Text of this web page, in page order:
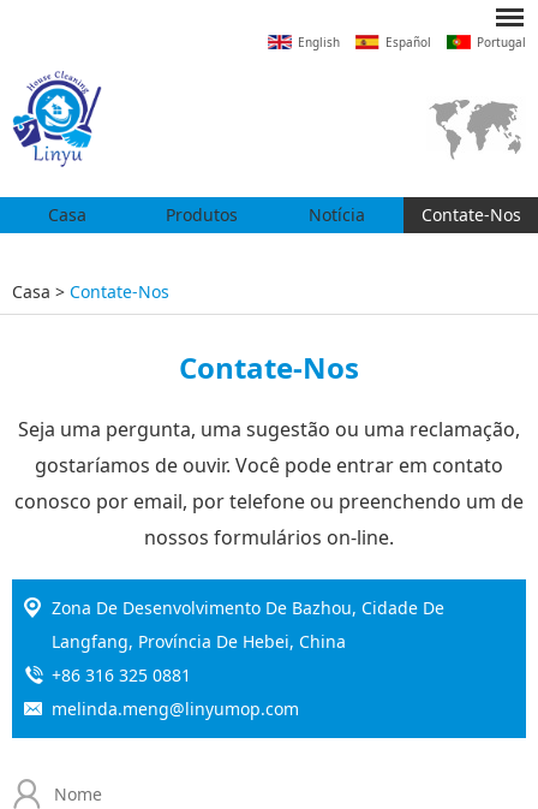
English Español Portugal
Casa Produtos Notícia Contate-Nos
Casa > Contate-Nos
Contate-Nos
Seja uma pergunta, uma sugestão ou uma reclamação,
gostaríamos de ouvir. Você pode entrar em contato
conosco por email, por telefone ou preenchendo um de
nossos formulários on-line.
Zona De Desenvolvimento De Bazhou, Cidade De
Langfang, Província De Hebei, China
+86 316 325 0881
melinda.meng@linyumop.com